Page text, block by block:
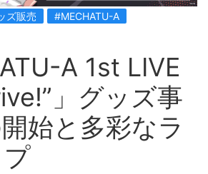
ズ販売 #MECHATU-A
A 1st LIVE
」グッズ事
始と多彩なラ